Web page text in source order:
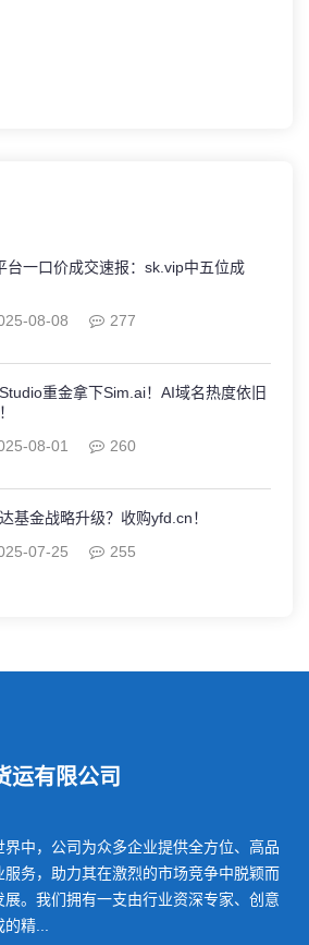
台一口价成交速报：sk.vip中五位成
08-08
277
重金拿下Sim.ai！AI域名热度依旧
08-01
260
基金战略升级？收购yfd.cn！
07-25
255
运有限公司
中，公司为众多企业提供全方位、高品
务，助力其在激烈的市场竞争中脱颖而
。我们拥有一支由行业资深专家、创意
精...